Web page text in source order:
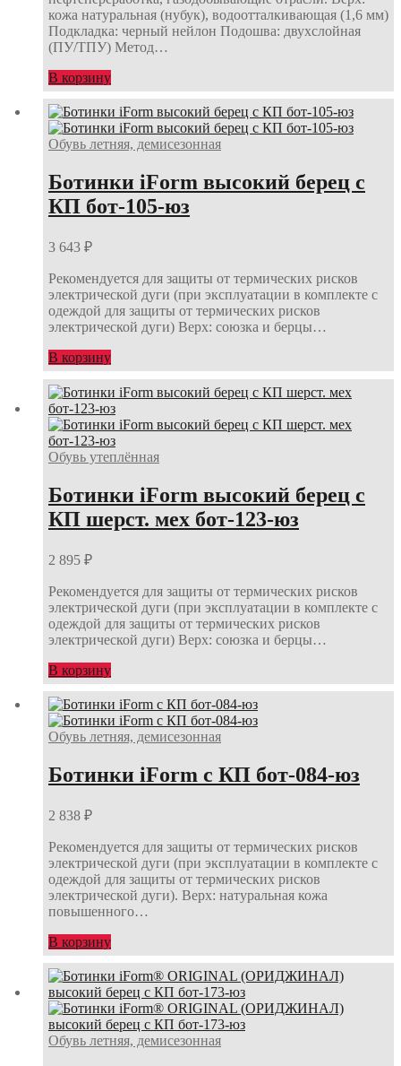
кожа натуральная (нубук), водоотталкивающая (1,6 мм)
Подкладка: черный нейлон Подошва: двухслойная
(ПУ/ТПУ) Метод…
В корзину
Обувь летняя, демисезонная
Ботинки iForm высокий берец с
КП бот-105-юз
3 643 ₽
Рекомендуется для защиты от термических рисков
электрической дуги (при эксплуатации в комплекте с
одеждой для защиты от термических рисков
электрической дуги) Верх: союзка и берцы…
В корзину
Обувь утеплённая
Ботинки iForm высокий берец с
КП шерст. мех бот-123-юз
2 895 ₽
Рекомендуется для защиты от термических рисков
электрической дуги (при эксплуатации в комплекте с
одеждой для защиты от термических рисков
электрической дуги) Верх: союзка и берцы…
В корзину
Обувь летняя, демисезонная
Ботинки iForm с КП бот-084-юз
2 838 ₽
Рекомендуется для защиты от термических рисков
электрической дуги (при эксплуатации в комплекте с
одеждой для защиты от термических рисков
электрической дуги). Верх: натуральная кожа
повышенного…
В корзину
Обувь летняя, демисезонная